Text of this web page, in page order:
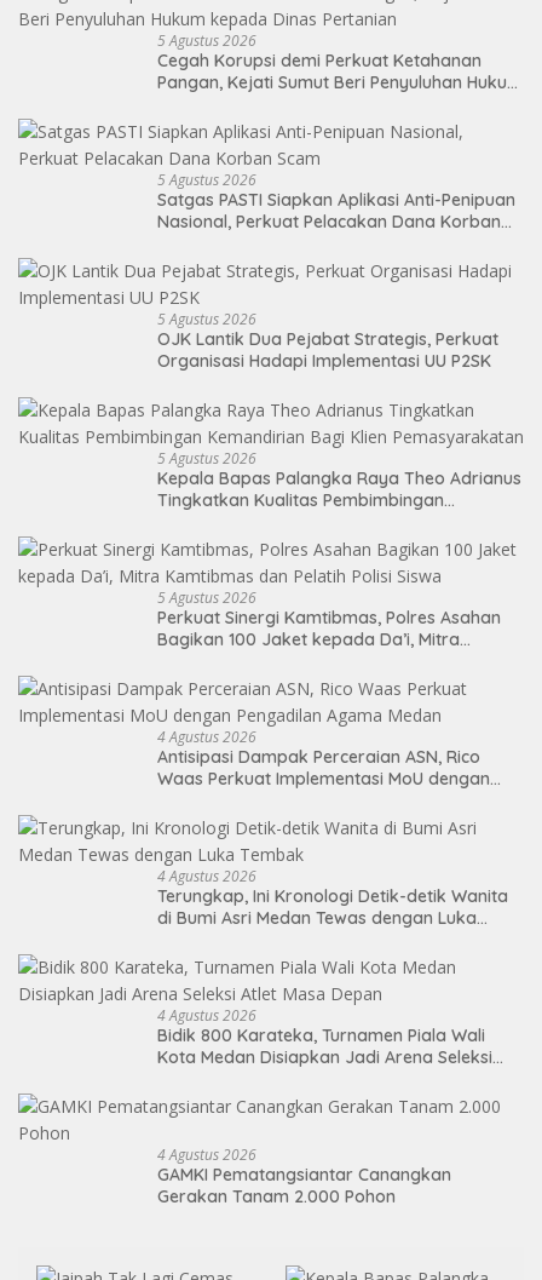
5 Agustus 2026
Cegah Korupsi demi Perkuat Ketahanan
Pangan, Kejati Sumut Beri Penyuluhan Hukum
5 Agustus 2026
Satgas PASTI Siapkan Aplikasi Anti-Penipuan
Nasional, Perkuat Pelacakan Dana Korban
5 Agustus 2026
OJK Lantik Dua Pejabat Strategis, Perkuat
Organisasi Hadapi Implementasi UU P2SK
5 Agustus 2026
Kepala Bapas Palangka Raya Theo Adrianus
Tingkatkan Kualitas Pembimbingan
5 Agustus 2026
Perkuat Sinergi Kamtibmas, Polres Asahan
Bagikan 100 Jaket kepada Da’i, Mitra
4 Agustus 2026
Antisipasi Dampak Perceraian ASN, Rico
Waas Perkuat Implementasi MoU dengan
4 Agustus 2026
Terungkap, Ini Kronologi Detik-detik Wanita
di Bumi Asri Medan Tewas dengan Luka
4 Agustus 2026
Bidik 800 Karateka, Turnamen Piala Wali
Kota Medan Disiapkan Jadi Arena Seleksi
4 Agustus 2026
GAMKI Pematangsiantar Canangkan
Gerakan Tanam 2.000 Pohon